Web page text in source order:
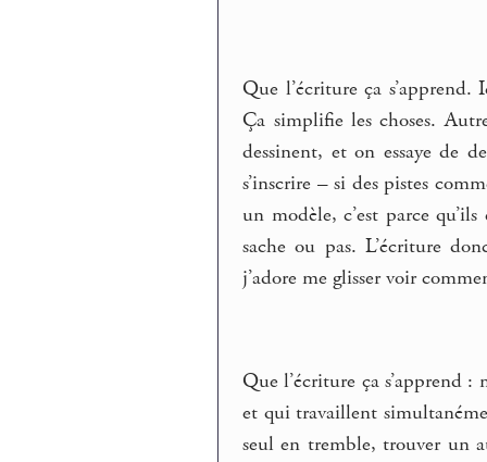
Que l’écriture ça
Ça simplifie les choses.
dessinent, et on essaye de
s’inscrire – si des pistes
un modèle, c’est parce
sache ou pas. L’écriture
j’adore me glisser voir
Que l’écriture ça s’apprend
et qui travaillent
seul en tremble, trouver un